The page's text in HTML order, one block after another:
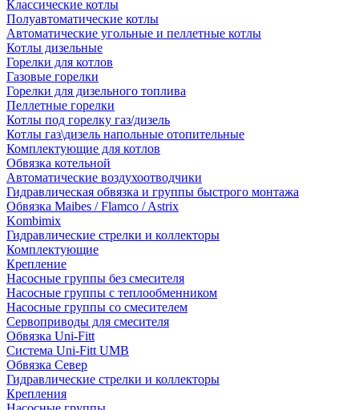
Классические котлы
Полуавтоматические котлы
Автоматические угольные и пеллетные котлы
Котлы дизельные
Горелки для котлов
Газовые горелки
Горелки для дизельного топлива
Пеллетные горелки
Котлы под горелку газ/дизель
Котлы газ\дизель напольные отопительные
Комплектующие для котлов
Обвязка котельной
Автоматические воздухоотводчики
Гидравлическая обвязка и группы быстрого монтажа
Обвязка Maibes / Flamco / Astrix
Kombimix
Гидравлические стрелки и коллекторы
Комплектующие
Крепление
Насосные группы без смесителя
Насосные группы с теплообменником
Насосные группы со смесителем
Сервоприводы для смесителя
Обвязка Uni-Fitt
Система Uni-Fitt UMB
Обвязка Север
Гидравлические стрелки и коллекторы
Крепления